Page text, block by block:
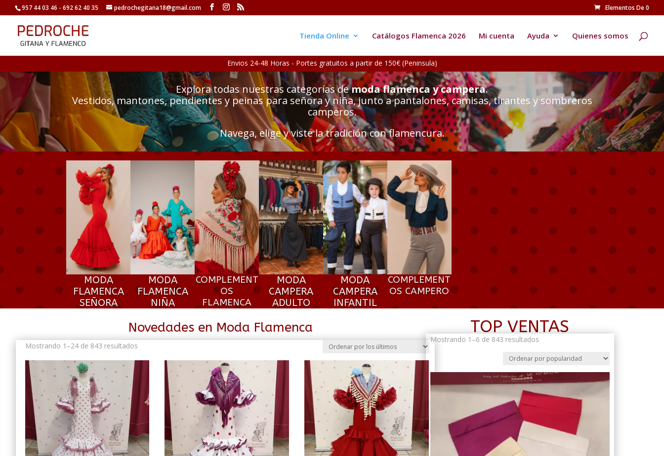
957 44 03 46 - 692 62 40 35 pedrochegitana18@gmail.com Elementos De 0
Tienda Online Catálogos Flamenca 2026 Mi cuenta Ayuda Quienes somos
Búsqueda
productos
Envios 24-48 Horas - Portes gratuitos a partir de 150€ (Peninsula)
Explora todas nuestras categorías demoda flamenca y campera.
Vestidos, mantones, pendientes y peinas para señora y niña, junto a pantalones, camisas, tirantes y sombreros
camperos.
Navega, elige y viste la tradición con flamencura.
MODA
FLAMENCA
SEÑORA
MODA
FLAMENCA
NIÑA
COMPLEMENT
OS
FLAMENCA
MODA
CAMPERA
ADULTO
MODA
CAMPERA
INFANTIL
COMPLEMENT
OS CAMPERO
Novedades en Moda Flamenca
Mostrando 1–24 de 843 resultadosOrdenado
TOP VENTAS
Mostrando 1–6 de 843 resultados
popularidad